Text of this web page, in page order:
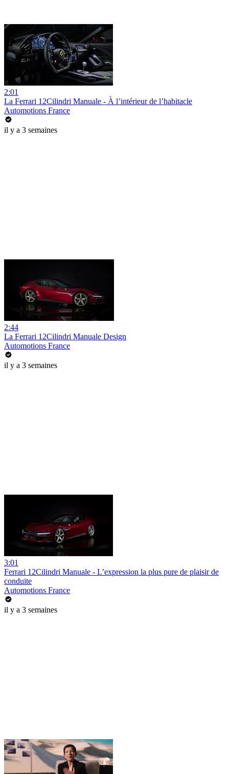
2:01
La Ferrari 12Cilindri Manuale - À l’intérieur de l’habitacle
Automotions France
il y a 3 semaines
2:44
La Ferrari 12Cilindri Manuale Design
Automotions France
il y a 3 semaines
3:01
Ferrari 12Cilindri Manuale - L’expression la plus pure de plaisir de
conduite
Automotions France
il y a 3 semaines